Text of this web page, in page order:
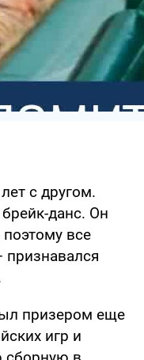
с другом.
данс. Он
поэтому все
призером еще
игр и